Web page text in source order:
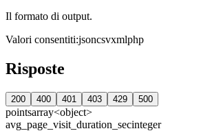
Il formato di output.
Valori consentiti:jsoncsvxmlphp
Risposte
200 400 401 403 429 500
pointsarray<object>
avg_page_visit_duration_secinteger